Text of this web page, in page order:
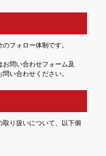
フォロー体制です。
問い合わせフォーム及
い合わせください。
取り扱いについて、以下個